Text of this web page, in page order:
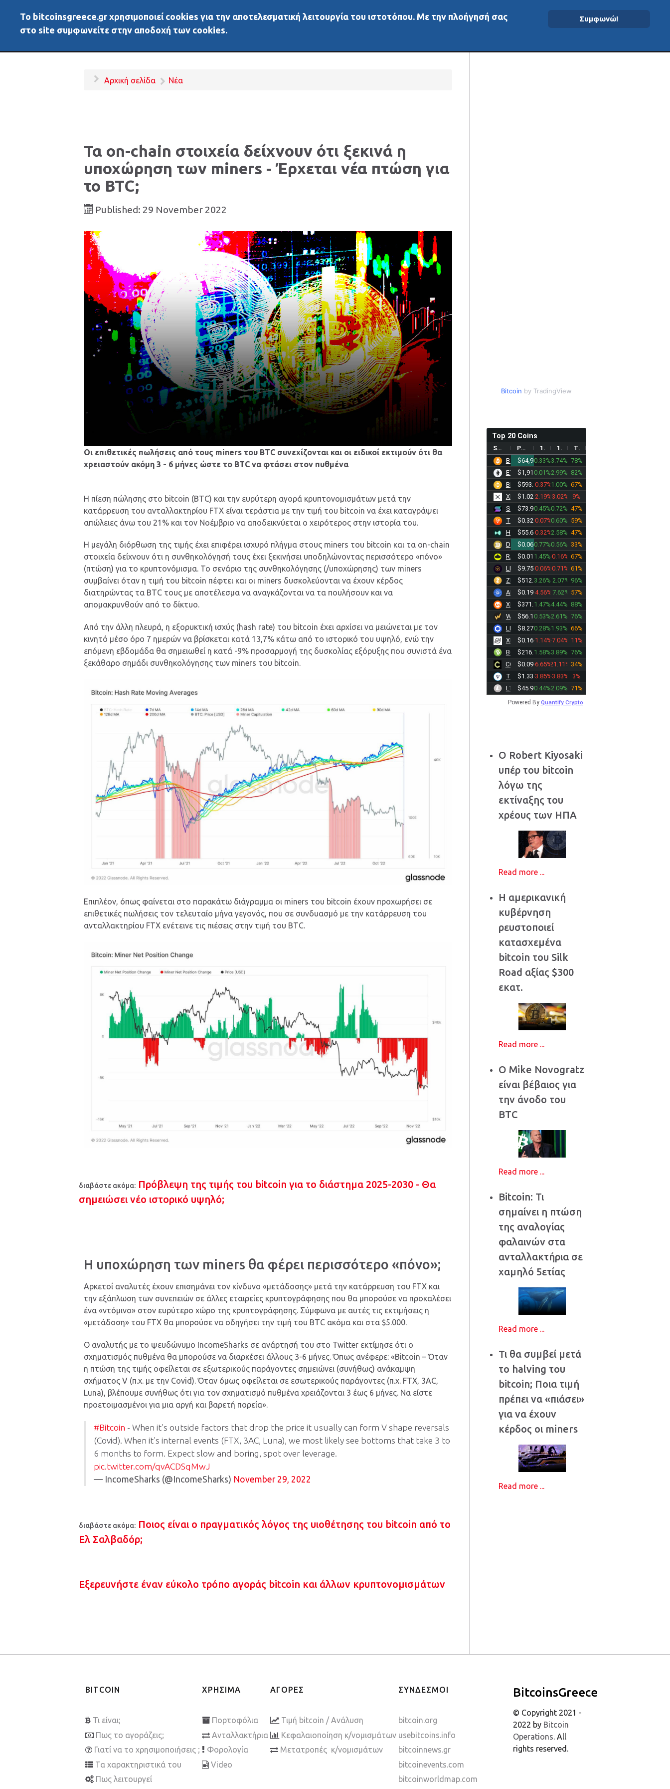
BitcoinsGreeceΑρχική
Αρχική σελίδα Νέα
Τα on-chain στοιχεία δείχνουν ότι ξεκινά η
υποχώρηση των miners - Έρχεται νέα πτώση για
το BTC;
Published: 29 November 2022
Οι επιθετικές πωλήσεις από τους miners του BTC συνεχίζονται και οι ειδικοί εκτιμούν ότι θα
χρειαστούν ακόμη 3 - 6 μήνες ώστε το BTC να φτάσει στον πυθμένα
Η πίεση πώλησης στο bitcoin (BTC) και την ευρύτερη αγορά κρυπτονομισμάτων μετά την
κατάρρευση του ανταλλακτηρίου FTX είναι τεράστια με την τιμή του bitcoin να έχει καταγράψει
απώλειες άνω του 21% και τον Νοέμβριο να αποδεικνύεται ο χειρότερος στην ιστορία του.
Η μεγάλη διόρθωση της τιμής έχει επιφέρει ισχυρό πλήγμα στους miners του bitcoin και τα on-chain
στοιχεία δείχνουν ότι η συνθηκολόγησή τους έχει ξεκινήσει υποδηλώνοντας περισσότερο «πόνο»
(πτώση) για το κρυπτονόμισμα. Το σενάριο της συνθηκολόγησης (/υποχώρησης) των miners
συμβαίνει όταν η τιμή του bitcoin πέφτει και οι miners δυσκολεύονται να έχουν κέρδος
διατηρώντας τα BTC τους με αποτέλεσμα να αναγκάζονται να τα πουλήσουν και να
απομακρυνθούν από το δίκτυο.
Από την άλλη πλευρά, η εξορυκτική ισχύς (hash rate) του bitcoin έχει αρχίσει να μειώνεται με τον
κινητό μέσο όρο 7 ημερών να βρίσκεται κατά 13,7% κάτω από το ιστορικό του υψηλό, ενώ την
επόμενη εβδομάδα θα σημειωθεί η κατά -9% προσαρμογή της δυσκολίας εξόρυξης που συνιστά ένα
ξεκάθαρο σημάδι συνθηκολόγησης των miners του bitcoin.
Επιπλέον, όπως φαίνεται στο παρακάτω διάγραμμα οι miners του bitcoin έχουν προχωρήσει σε
επιθετικές πωλήσεις τον τελευταίο μήνα γεγονός, που σε συνδυασμό με την κατάρρευση του
ανταλλακτηρίου FTX ενέτεινε τις πιέσεις στην τιμή του BTC.
διαβάστε ακόμα: Πρόβλεψη της τιμής του bitcoin για το διάστημα 2025-2030 - Θα
σημειώσει νέο ιστορικό υψηλό;
Η υποχώρηση των miners θα φέρει περισσότερο «πόνο»;
Αρκετοί αναλυτές έχουν επισημάνει τον κίνδυνο «μετάδοσης» μετά την κατάρρευση του FTX και
την εξάπλωση των συνεπειών σε άλλες εταιρείες κρυπτογράφησης που θα μπορούσε να προκαλέσει
ένα «ντόμινο» στον ευρύτερο χώρο της κρυπτογράφησης. Σύμφωνα με αυτές τις εκτιμήσεις η
«μετάδοση» του FTX θα μπορούσε να οδηγήσει την τιμή του BTC ακόμα και στα $5.000.
Ο αναλυτής με το ψευδώνυμο IncomeSharks σε ανάρτησή του στο Twitter εκτίμησε ότι ο
σχηματισμός πυθμένα θα μπορούσε να διαρκέσει άλλους 3-6 μήνες. Όπως ανέφερε: «Bitcoin – Όταν
η πτώση της τιμής οφείλεται σε εξωτερικούς παράγοντες σημειώνει (συνήθως) ανάκαμψη
σχήματος V (π.χ. με την Covid). Όταν όμως οφείλεται σε εσωτερικούς παράγοντες (π.χ. FTX, 3AC,
Luna), βλέπουμε συνήθως ότι για τον σχηματισμό πυθμένα χρειάζονται 3 έως 6 μήνες. Να είστε
προετοιμασμένοι για μια αργή και βαρετή πορεία».
#Bitcoin - When it's outside factors that drop the price it usually can form V shape reversals
(Covid). When it's internal events (FTX, 3AC, Luna), we most likely see bottoms that take 3 to
6 months to form. Expect slow and boring, spot over leverage.
pic.twitter.com/qvACDSqMwJ
— IncomeSharks (@IncomeSharks) November 29, 2022
διαβάστε ακόμα: Ποιος είναι ο πραγματικός λόγος της υιοθέτησης του bitcoin από το
Ελ Σαλβαδόρ;
Εξερευνήστε έναν εύκολο τρόπο αγοράς bitcoin και άλλων κρυπτονομισμάτων
Bitcoin by TradingView
Top 20 Coins
SYMBOL PRICE 1D% 1W% TREND
BTC$64,968.69
0.33%3.74% 78%
ETH$1,918.08
0.01%2.99% 82%
BNB$593.13-0.37%1.00% 67%
XRP $1.0285-2.19%-3.02%
9%
SOL$73.9593
0.45%0.72% 47%
TRX$0.3281-0.07%0.60% 59%
HYPE$55.6343-0.32%2.58% 47%
DOGE$0.06990.77%0.56% 33%
RAIN$0.01271.45%-0.16% 67%
LEO $9.7526-0.06%-0.71% 61%
ZEC $512.443.26%12.07% 96%
ADA$0.1994-4.56%17.62% 57%
XMR$371.621.47%4.44% 88%
WBT$56.1930
0.53%2.61% 76%
LINK$8.27900.28%1.93% 66%
XLM$0.1607-1.14%-7.04% 11%
BCH$216.631.58%3.89% 76%
CC
$0.0933-6.65%-21.11% 34%
TONCOIN
$1.3324-3.85%-3.83%
3%
LTC $45.9800
0.44%2.09% 71%
Powered By Quantify Crypto
Ο Robert Kiyosaki
υπέρ του bitcoin
λόγω της
εκτίναξης του
χρέους των ΗΠΑ
Read more ...
Η αμερικανική
κυβέρνηση
ρευστοποιεί
κατασχεμένα
bitcoin του Silk
Road αξίας $300
εκατ.
Read more ...
Ο Mike Novogratz
είναι βέβαιος για
την άνοδο του
BTC
Read more ...
Bitcoin: Τι
σημαίνει η πτώση
της αναλογίας
φαλαινών στα
ανταλλακτήρια σε
χαμηλό 5ετίας
Read more ...
Τι θα συμβεί μετά
το halving του
bitcoin; Ποια τιμή
πρέπει να «πιάσει»
για να έχουν
κέρδος οι miners
Read more ...
BITCOIN
Τι είναι;
Πως το αγοράζεις;
Γιατί να το χρησιμοποιήσεις ;
Τα χαρακτηριστικά του
Πως λειτουργεί
ΧΡΗΣΙΜΑ
Πορτοφόλια
Ανταλλακτήρια
Φορολογία
Video
ΑΓΟΡΕΣ
Τιμή bitcoin / Ανάλυση
Κεφαλαιοποίηση κ/νομισμάτων
Μετατροπές κ/νομισμάτων
ΣΥΝΔΕΣΜΟΙ
bitcoin.org
usebitcoins.info
bitcoinnews.gr
bitcoinevents.com
bitcoinworldmap.com
BitcoinsGreece
© Copyright 2021 -
2022 by Bitcoin
Operations. All
rights reserved.
To bitcoinsgreece.gr χρησιμοποιεί cookies για την αποτελεσματική λειτουργία του ιστοτόπου. Με την πλοήγησή σας
στο site συμφωνείτε στην αποδοχή των cookies.
Συμφωνώ!